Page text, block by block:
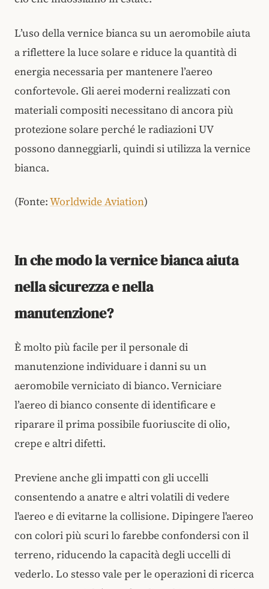
L’uso della vernice bianca su un aeromobile aiuta
a riflettere la luce solare e riduce la quantità di
energia necessaria per mantenere l’aereo
confortevole. Gli aerei moderni realizzati con
materiali compositi necessitano di ancora più
protezione solare perché le radiazioni UV
possono danneggiarli, quindi si utilizza la vernice
bianca.
(Fonte:Worldwide Aviation)
In che modo la vernice bianca aiuta
nella sicurezza e nella
manutenzione?
È molto più facile per il personale di
manutenzione individuare i danni su un
aeromobile verniciato di bianco. Verniciare
l’aereo di bianco consente di identificare e
riparare il prima possibile fuoriuscite di olio,
crepe e altri difetti.
Previene anche gli impatti con gli uccelli
consentendo a anatre e altri volatili di vedere
l'aereo e di evitarne la collisione. Dipingere l'aereo
con colori più scuri lo farebbe confondersi con il
terreno, riducendo la capacità degli uccelli di
vederlo. Lo stesso vale per le operazioni di ricerca